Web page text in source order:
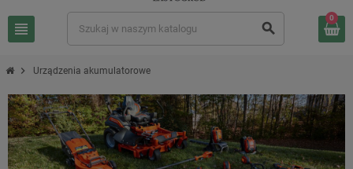
view_headline search
0
chevron_right Urządzenia akumulatorowe